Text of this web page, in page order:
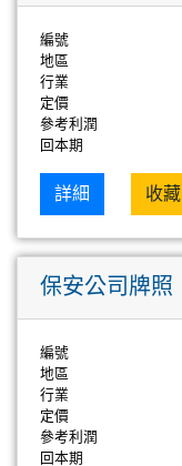
編號
地區
行業
定價
參考利潤
回本期
詳細 收藏
保安公司牌照
編號
地區
行業
定價
參考利潤
回本期